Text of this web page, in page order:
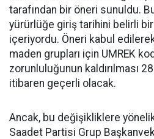
tarafından bir öneri sunuldu.
yürürlüğe giriş tarihini belirli
içeriyordu. Öneri kabul
maden grupları için UMREK
zorunluluğunun kaldırılması
itibaren geçerli olacak.
Ancak, bu değişikliklere
Saadet Partisi Grup